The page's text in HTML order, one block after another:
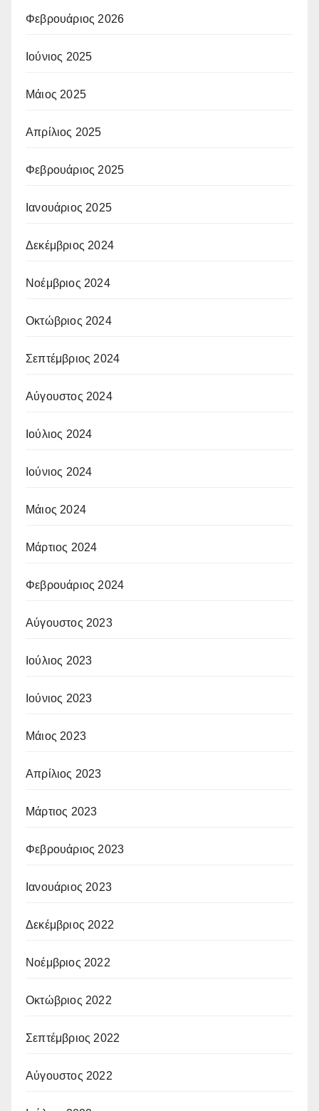
Φεβρουάριος 2026
Ιούνιος 2025
Μάιος 2025
Απρίλιος 2025
Φεβρουάριος 2025
Ιανουάριος 2025
Δεκέμβριος 2024
Νοέμβριος 2024
Οκτώβριος 2024
Σεπτέμβριος 2024
Αύγουστος 2024
Ιούλιος 2024
Ιούνιος 2024
Μάιος 2024
Μάρτιος 2024
Φεβρουάριος 2024
Αύγουστος 2023
Ιούλιος 2023
Ιούνιος 2023
Μάιος 2023
Απρίλιος 2023
Μάρτιος 2023
Φεβρουάριος 2023
Ιανουάριος 2023
Δεκέμβριος 2022
Νοέμβριος 2022
Οκτώβριος 2022
Σεπτέμβριος 2022
Αύγουστος 2022